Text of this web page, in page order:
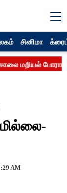
சினிமா
AM